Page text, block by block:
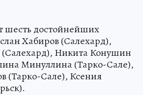
шесть достойнейших
Хабиров (Салехард),
Никита Конушин
Минуллина (Тарко-Сале),
(Тарко-Сале), Ксения